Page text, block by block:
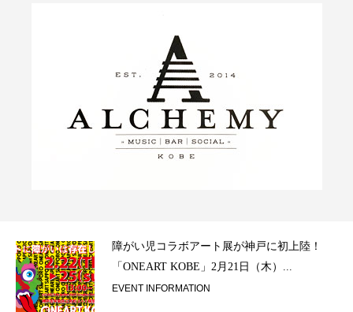
障がい児コラボアート展が神戸に初上陸！
「ONEART KOBE」2月21日（木）...
EVENT INFORMATION